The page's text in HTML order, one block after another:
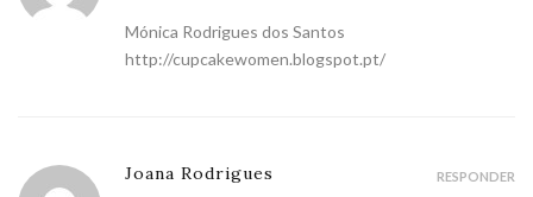
Mónica Rodrigues dos Santos
http://cupcakewomen.blogspot.pt/
Joana Rodrigues RESPONDER